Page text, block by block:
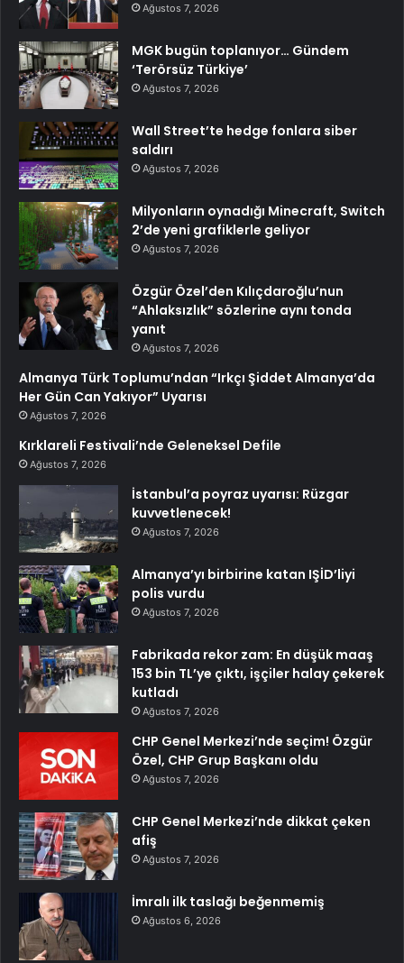
Ağustos 7, 2026
MGK bugün toplanıyor… Gündem
‘Terörsüz Türkiye’
Ağustos 7, 2026
Wall Street’te hedge fonlara siber
saldırı
Ağustos 7, 2026
Milyonların oynadığı Minecraft, Switch
2’de yeni grafiklerle geliyor
Ağustos 7, 2026
Özgür Özel’den Kılıçdaroğlu’nun
“Ahlaksızlık” sözlerine aynı tonda
yanıt
Ağustos 7, 2026
Almanya Türk Toplumu’ndan “Irkçı Şiddet Almanya’da
Her Gün Can Yakıyor” Uyarısı
Ağustos 7, 2026
Kırklareli Festivali’nde Geleneksel Defile
Ağustos 7, 2026
İstanbul’a poyraz uyarısı: Rüzgar
kuvvetlenecek!
Ağustos 7, 2026
Almanya’yı birbirine katan IŞİD’liyi
polis vurdu
Ağustos 7, 2026
Fabrikada rekor zam: En düşük maaş
153 bin TL’ye çıktı, işçiler halay çekerek
kutladı
Ağustos 7, 2026
CHP Genel Merkezi’nde seçim! Özgür
Özel, CHP Grup Başkanı oldu
Ağustos 7, 2026
CHP Genel Merkezi’nde dikkat çeken
afiş
Ağustos 7, 2026
İmralı ilk taslağı beğenmemiş
Ağustos 6, 2026